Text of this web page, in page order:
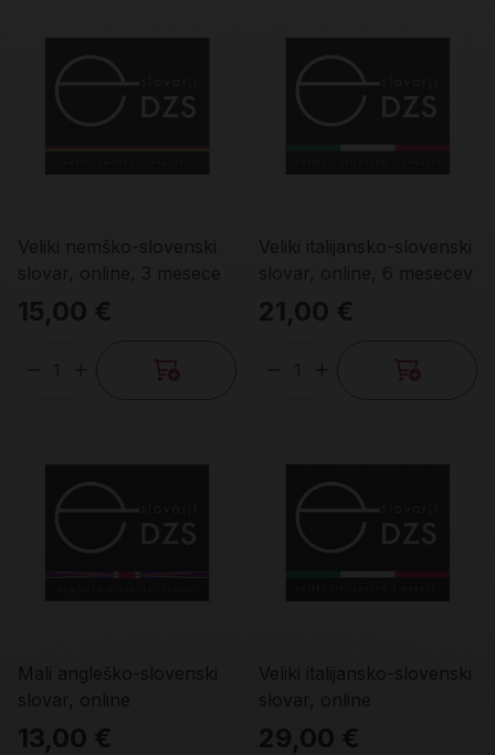
Veliki nemško-slovenski
slovar, online, 3 mesece
15,00 €
Veliki italijansko-slovenski
slovar, online, 6 mesecev
21,00 €
Mali angleško-slovenski
slovar, online
13,00 €
Veliki italijansko-slovenski
slovar, online
29,00 €